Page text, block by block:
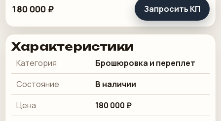
180 000 ₽ Запросить КП
Характеристики
Категория
Брошюровка и переплет
Состояние
В наличии
Цена
180 000 ₽